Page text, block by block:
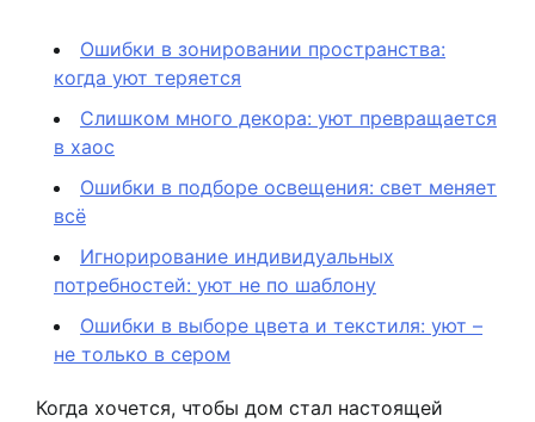
Ошибки в зонировании пространства:
когда уют теряется
Слишком много декора: уют превращается
в хаос
Ошибки в подборе освещения: свет меняет
всё
Игнорирование индивидуальных
потребностей: уют не по шаблону
Ошибки в выборе цвета и текстиля: уют –
не только в сером
Когда хочется, чтобы дом стал настоящей